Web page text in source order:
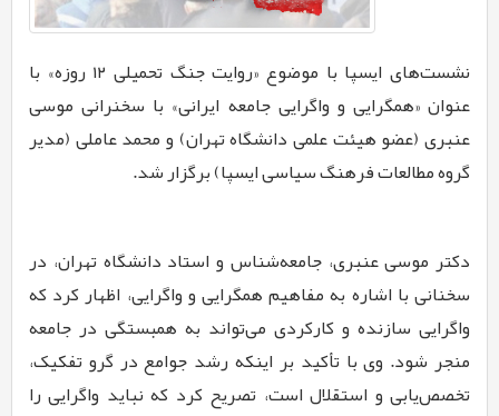
نشست‌های ایسپا با موضوع «روایت جنگ تحمیلی ۱۲ روزه» با
عنوان «همگرایی و واگرایی جامعه ایرانی» با سخنرانی موسی
عنبری (عضو هیئت علمی دانشگاه تهران) و محمد عاملی (مدیر
گروه مطالعات فرهنگ سیاسی ایسپا) برگزار شد.
دکتر موسی عنبری، جامعه‌شناس و استاد دانشگاه تهران، در
سخنانی با اشاره به مفاهیم همگرایی و واگرایی، اظهار کرد که
واگرایی سازنده و کارکردی می‌تواند به همبستگی در جامعه
منجر شود. وی با تأکید بر اینکه رشد جوامع در گرو تفکیک،
تخصص‌یابی و استقلال است، تصریح کرد که نباید واگرایی را